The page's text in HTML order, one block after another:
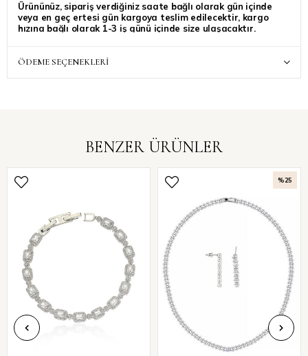
Ürününüz, sipariş verdiğiniz saate bağlı olarak gün içinde
veya en geç ertesi gün kargoya teslim edilecektir, kargo
hızına bağlı olarak 1-3 iş günü içinde size ulaşacaktır.
ÖDEME SEÇENEKLERI
BENZER ÜRÜNLER
%25